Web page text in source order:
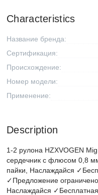
Characteristics
Название бренда:
Сертификация:
Происхождение:
Номер модели:
Применение:
Description
1-2 рулона HZXVOGEN
сердечник с флюсом 0,8
пайки, Наслаждайся
✓Предложение
Наслаждайся